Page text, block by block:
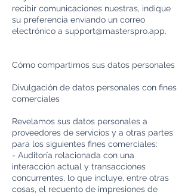
recibir comunicaciones nuestras, indique
su preferencia enviando un correo
electrónico a support@masterspro.app.
Cómo compartimos sus datos personales
Divulgación de datos personales con fines
comerciales
Revelamos sus datos personales a
proveedores de servicios y a otras partes
para los siguientes fines comerciales:
- Auditoría relacionada con una
interacción actual y transacciones
concurrentes, lo que incluye, entre otras
cosas, el recuento de impresiones de